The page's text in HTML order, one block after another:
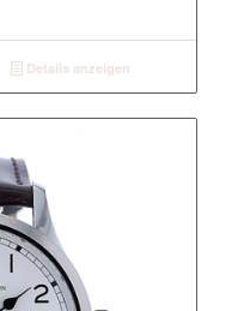
Details anzeigen